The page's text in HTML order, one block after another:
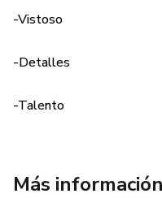
-Vistoso
-Detalles
-Talento
Más